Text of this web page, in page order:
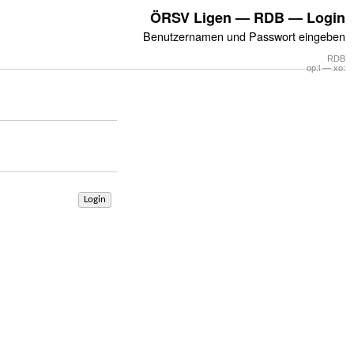
ÖRSV Ligen — RDB — Login
Benutzernamen und Passwort eingeben
RDB
op:l — xo:
Login